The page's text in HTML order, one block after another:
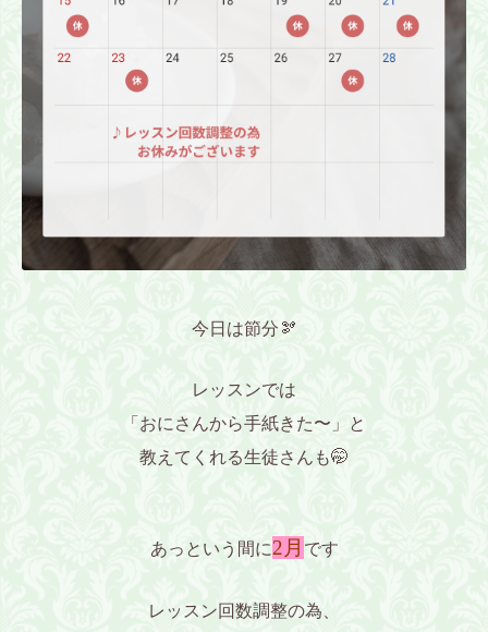
今日は節分🫘
レッスンでは
「おにさんから手紙きた〜」と
教えてくれる生徒さんも🤭
あっという間に2月 です
レッスン回数調整の為、